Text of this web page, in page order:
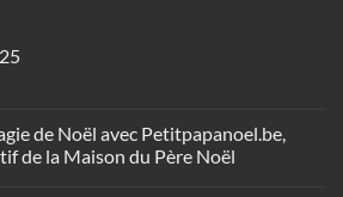
de Noël avec Petitpapanoel.be,
de la Maison du Père Noël